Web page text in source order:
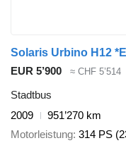
Solaris Urbino H12
EUR 5’900
≈ CHF 5’514
Stadtbus
2009
951’270 km
Motorleistung 314 PS